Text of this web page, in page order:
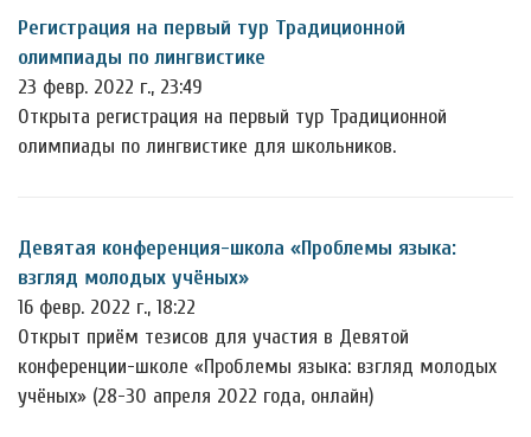
Регистрация на первый тур Традиционной
олимпиады по лингвистике
23 февр. 2022 г., 23:49
Открыта регистрация на первый тур Традиционной
олимпиады по лингвистике для школьников.
Девятая конференция-школа «Проблемы языка:
взгляд молодых учёных»
16 февр. 2022 г., 18:22
Открыт приём тезисов для участия в Девятой
конференции-школе «Проблемы языка: взгляд молодых
учёных» (28-30 апреля 2022 года, онлайн)